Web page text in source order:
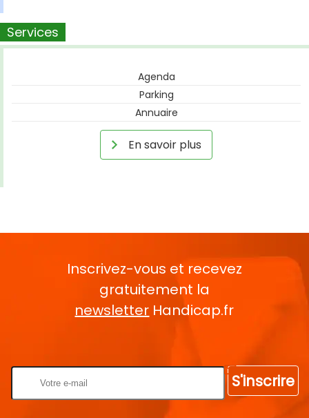
Services
Agenda
Parking
Annuaire
En savoir plus
Inscrivez-vous et recevez
gratuitement la
newsletter Handicap.fr
S'inscrire